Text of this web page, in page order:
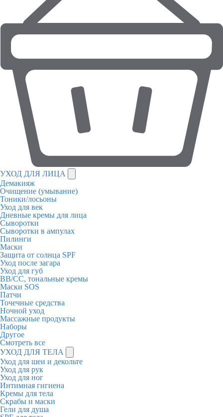
УХОД ДЛЯ ЛИЦА
Демакияж
Очищение (умывание)
Тоники/лосьоны
Уход для век
Дневные кремы для лица
Сыворотки
Сыворотки в ампулах
Пилинги
Маски
Защита от солнца SPF
Уход после загара
Уход для губ
BB/CC, тональные кремы
Маски SOS
Патчи
Точечные средства
Ночной уход
Массажные продукты
Наборы
Другое
Смотреть все
УХОД ДЛЯ ТЕЛА
Уход для шеи и декольте
Уход для рук
Уход для ног
Интимная гигиена
Кремы для тела
Скрабы и маски
Гели для душа